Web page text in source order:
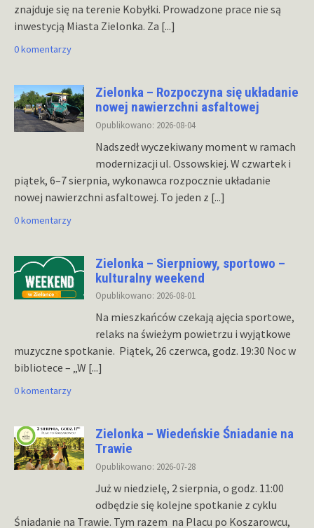
znajduje się na terenie Kobyłki. Prowadzone prace nie są
inwestycją Miasta Zielonka. Za [...]
0 komentarzy
Zielonka – Rozpoczyna się układanie
nowej nawierzchni asfaltowej
Opublikowano: 2026-08-04
Nadszedł wyczekiwany moment w ramach
modernizacji ul. Ossowskiej. W czwartek i
piątek, 6–7 sierpnia, wykonawca rozpocznie układanie
nowej nawierzchni asfaltowej. To jeden z [...]
0 komentarzy
Zielonka – Sierpniowy, sportowo –
kulturalny weekend
Opublikowano: 2026-08-01
Na mieszkańców czekają ajęcia sportowe,
relaks na świeżym powietrzu i wyjątkowe
muzyczne spotkanie. Piątek, 26 czerwca, godz. 19:30 Noc w
bibliotece – „W [...]
0 komentarzy
Zielonka – Wiedeńskie Śniadanie na
Trawie
Opublikowano: 2026-07-28
Już w niedzielę, 2 sierpnia, o godz. 11:00
odbędzie się kolejne spotkanie z cyklu
Śniadanie na Trawie. Tym razem na Placu po Koszarowcu,